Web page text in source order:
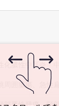
化膿性中耳炎
周囲膿瘍、急
部悪性腫瘍 頸